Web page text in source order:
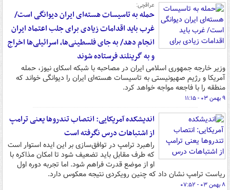
عراقچی:
حمله به تاسیسات هسته‌ای ایران دیوانگی است/
غرب باید اقدامات زیادی برای جلب اعتماد ایران
انجام دهد/ به جای فلسطینی‌ها، اسرائیلی‌ها اخراج
و به گرینلند فرستاده شوند
وزیر خارجه جمهوری اسلامی ایران در مصاحبه‌ با شبکه اسکای نیوز، حمله
آمریکا و رژیم صهیونیستی به تاسیسات هسته‌ای ایران را دیوانگی خواند که
منطقه را با فاجعه مواجه خواهد کرد.
۹ بهمن ۰۳ - ۱۱:۱۵
اندیشکده آمریکایی: انتصاب تندروها یعنی ترامپ
از اشتباهات درس نگرفته است
راهبرد ترامپ در توافق‌سازی بر این ایده استوار است
که طرف مقابل باید تضعیف شود تا امکان مذاکره با
او از موضع قدرت فراهم شود. اما تجربه دوره اول
ریاست‌ ترامپ نشان داد که چنین رویکردی نتیجه معکوس دارد.
۸ بهمن ۰۳ - ۰۷:۵۲